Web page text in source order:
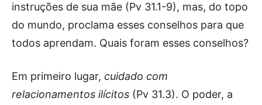
instruções de sua mãe (Pv 31.1-9), mas, do topo
do mundo, proclama esses conselhos para que
todos aprendam. Quais foram esses conselhos?
Em primeiro lugar, cuidado com
relacionamentos ilícitos (Pv 31.3). O poder, a